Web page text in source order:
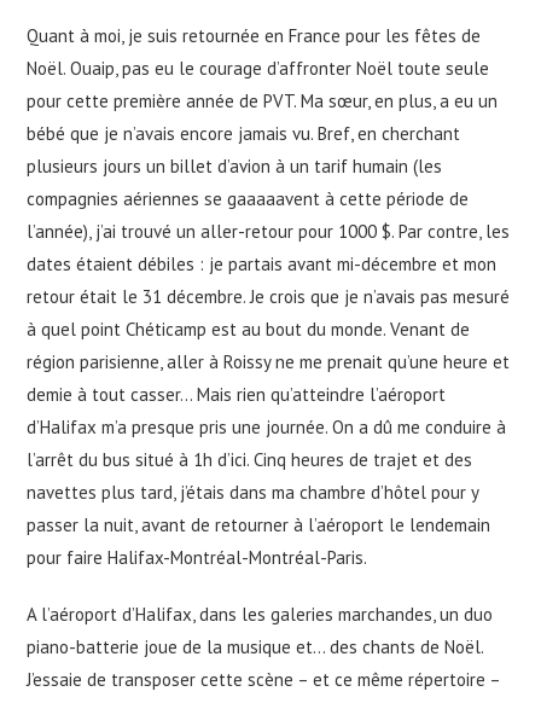
Quant à moi, je suis retournée en France pour les fêtes de
Noël. Ouaip, pas eu le courage d’affronter Noël toute seule
pour cette première année de PVT. Ma sœur, en plus, a eu un
bébé que je n’avais encore jamais vu. Bref, en cherchant
plusieurs jours un billet d’avion à un tarif humain (les
compagnies aériennes se gaaaaavent à cette période de
l’année), j’ai trouvé un aller-retour pour 1000 $. Par contre, les
dates étaient débiles : je partais avant mi-décembre et mon
retour était le 31 décembre. Je crois que je n’avais pas mesuré
à quel point Chéticamp est au bout du monde. Venant de
région parisienne, aller à Roissy ne me prenait qu’une heure et
demie à tout casser… Mais rien qu’atteindre l’aéroport
d’Halifax m’a presque pris une journée. On a dû me conduire à
l’arrêt du bus situé à 1h d’ici. Cinq heures de trajet et des
navettes plus tard, j’étais dans ma chambre d’hôtel pour y
passer la nuit, avant de retourner à l’aéroport le lendemain
pour faire Halifax-Montréal-Montréal-Paris.
A l’aéroport d’Halifax, dans les galeries marchandes, un duo
piano-batterie joue de la musique et… des chants de Noël.
J’essaie de transposer cette scène – et ce même répertoire –